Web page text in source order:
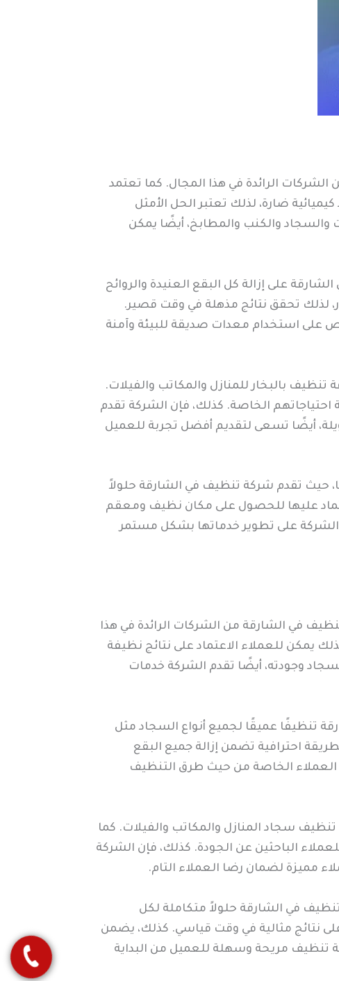
الرائدة في هذا المجال. كما تعتمد
ضارة، لذلك تعتبر الحل الأمثل
والكنب والمطابخ، أيضًا يمكن
على إزالة كل البقع العنيدة والروائح
لذلك تحقق نتائج مذهلة في وقت قصير.
على استخدام معدات صديقة للبيئة وآمنة
بالبخار للمنازل والمكاتب والفيلات.
احتياجاتهم الخاصة. كذلك، فإن الشركة تقدم
أيضًا تسعى لتقديم أفضل تجربة للعميل
حيث تقدم شركة تنظيف في الشارقة حلولاً
عليها للحصول على مكان نظيف ومعقم
الشركة على تطوير خدماتها بشكل مستمر
في الشارقة من الشركات الرائدة في هذا
يمكن للعملاء الاعتماد على نتائج نظيفة
وجودته، أيضًا تقدم الشركة خدمات
تنظيفًا عميقًا لجميع أنواع السجاد مثل
احترافية تضمن إزالة جميع البقع
العملاء الخاصة من حيث طرق التنظيف
سجاد المنازل والمكاتب والفيلات. كما
الباحثين عن الجودة. كذلك، فإن الشركة
مميزة لضمان رضا العملاء التام.
في الشارقة حلولاً متكاملة لكل
نتائج مثالية في وقت قياسي. كذلك، يضمن
تنظيف مريحة وسهلة للعميل من البداية